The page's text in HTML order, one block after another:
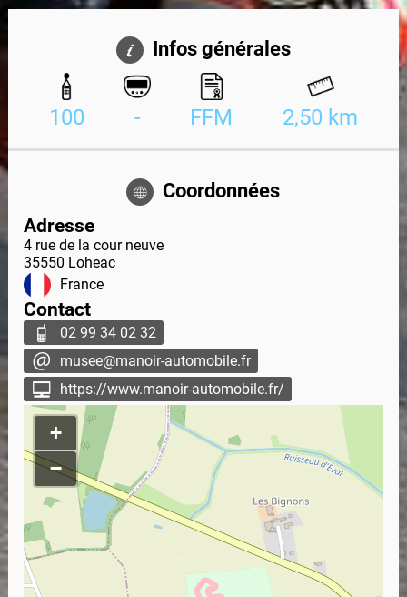
Infos générales
100 - FFM 2,50 km
Coordonnées
Adresse
4 rue de la cour neuve
35550 Loheac
France
Contact
02 99 34 02 32
musee@manoir-automobile.fr
https://www.manoir-automobile.fr/
+
−